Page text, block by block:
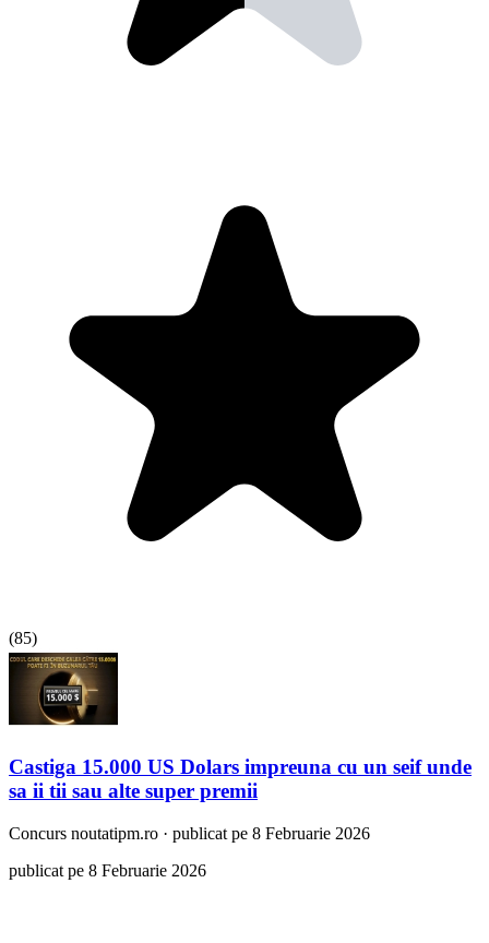
(85)
Castiga 15.000 US Dolars impreuna cu un seif unde
sa ii tii sau alte super premii
Concurs noutatipm.ro · publicat pe 8 Februarie 2026
publicat pe 8 Februarie 2026